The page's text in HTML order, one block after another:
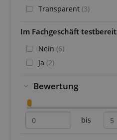
Transparent (3)
Im Fachgeschäft testbereit
Nein (6)
Ja (2)
Bewertung
bis